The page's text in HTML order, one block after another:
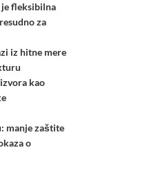
fleksibilna
za
iz hitne mere
kao
manje zaštite
o